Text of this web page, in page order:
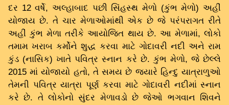
દર 12 વર્ષે, અલ્હાબાદ પછી સિંહસ્થ મેળો (કુંભ મેળો) અહીં
યોજાય છે. તે ચાર મેળાઓમાંથી એક છે જે પરંપરાગત રીતે
અહીં કુંભ મેળા તરીકે આયોજિત થાય છે. આ મેળામાં, લોકો
તમામ ખરાબ કર્મોને શુદ્ધ કરવા માટે ગોદાવરી નદી અને રામ
કુંડ (નાસિક) ખાતે પવિત્ર સ્નાન કરે છે. કુંભ મેળો, જે છેલ્લે
2015 માં યોજાયો હતો, તે સમય છે જ્યારે હિન્દુ યાત્રાળુઓ
તેમની પવિત્ર યાત્રા પૂર્ણ કરવા માટે ગોદાવરી નદીમાં સ્નાન
કરે છે. તે લોકોનો સુંદર મેળાવડો છે જેઓ ભગવાન શિવને